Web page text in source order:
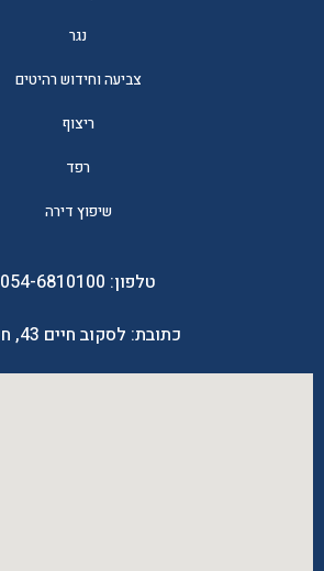
נגר
צביעה וחידוש רהיטים
ריצוף
רפד
שיפוץ דירה
טלפון: 054-6810100
כתובת: לסקוב חיים 43, חיפה